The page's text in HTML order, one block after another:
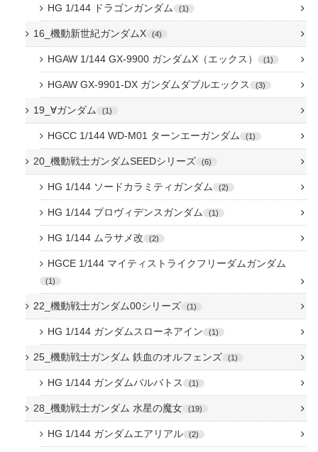
HG 1/144 ドラゴンガンダム 1
16_機動新世紀ガンダムX 4
HGAW 1/144 GX-9900 ガンダムX（エックス） 1
HGAW GX-9901-DX ガンダムダブルエックス 3
19_∀ガンダム 1
HGCC 1/144 WD-M01 ターンエーガンダム 1
20_機動戦士ガンダムSEEDシリーズ 6
HG 1/144 ソードカラミティガンダム 2
HG 1/144 プロヴィデンスガンダム 1
HG 1/144 ムラサメ改 2
HGCE 1/144 マイティストライクフリーダムガンダム
1
22_機動戦士ガンダム00シリーズ 1
HG 1/144 ガンダムスローネアイン 1
25_機動戦士ガンダム 鉄血のオルフェンズ 1
HG 1/144 ガンダムバルバトス 1
28_機動戦士ガンダム 水星の魔女 19
HG 1/144 ガンダムエアリアル 2